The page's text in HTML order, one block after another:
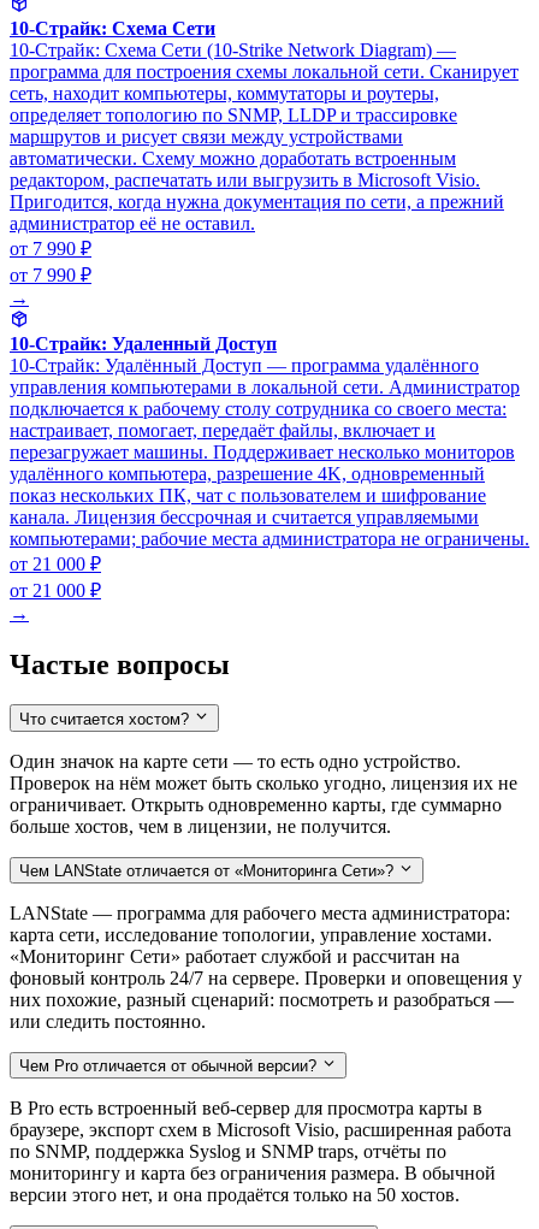
10-Страйк: Схема Сети
10-Страйк: Схема Сети (10-Strike Network Diagram) —
программа для построения схемы локальной сети. Сканирует
сеть, находит компьютеры, коммутаторы и роутеры,
определяет топологию по SNMP, LLDP и трассировке
маршрутов и рисует связи между устройствами
автоматически. Схему можно доработать встроенным
редактором, распечатать или выгрузить в Microsoft Visio.
Пригодится, когда нужна документация по сети, а прежний
администратор её не оставил.
от 7 990 ₽
от 7 990 ₽
→
10-Страйк: Удаленный Доступ
10-Страйк: Удалённый Доступ — программа удалённого
управления компьютерами в локальной сети. Администратор
подключается к рабочему столу сотрудника со своего места:
настраивает, помогает, передаёт файлы, включает и
перезагружает машины. Поддерживает несколько мониторов
удалённого компьютера, разрешение 4K, одновременный
показ нескольких ПК, чат с пользователем и шифрование
канала. Лицензия бессрочная и считается управляемыми
компьютерами; рабочие места администратора не ограничены.
от 21 000 ₽
от 21 000 ₽
→
Частые вопросы
Что считается хостом?
Один значок на карте сети — то есть одно устройство.
Проверок на нём может быть сколько угодно, лицензия их не
ограничивает. Открыть одновременно карты, где суммарно
больше хостов, чем в лицензии, не получится.
Чем LANState отличается от «Мониторинга Сети»?
LANState — программа для рабочего места администратора:
карта сети, исследование топологии, управление хостами.
«Мониторинг Сети» работает службой и рассчитан на
фоновый контроль 24/7 на сервере. Проверки и оповещения у
них похожие, разный сценарий: посмотреть и разобраться —
или следить постоянно.
Чем Pro отличается от обычной версии?
В Pro есть встроенный веб-сервер для просмотра карты в
браузере, экспорт схем в Microsoft Visio, расширенная работа
по SNMP, поддержка Syslog и SNMP traps, отчёты по
мониторингу и карта без ограничения размера. В обычной
версии этого нет, и она продаётся только на 50 хостов.